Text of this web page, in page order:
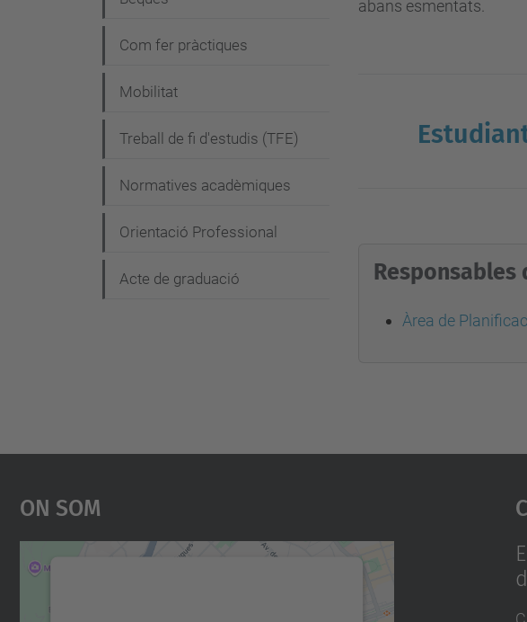
abans esmentats.
Àrea de
Com fer pràctiques
Mobilitat
Treball de fi d'estudis (TFE)
Normatives acadèmiques
Orientació Professional
Acte de graduació
On Som